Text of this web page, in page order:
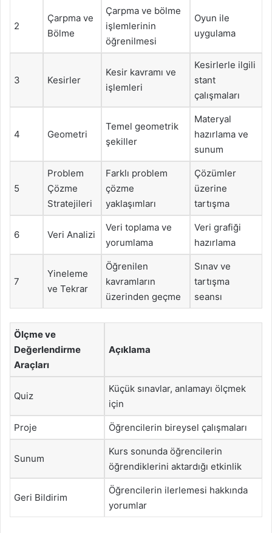
2
Çarpma ve
Bölme
Çarpma ve bölme
işlemlerinin
öğrenilmesi
Oyun ile
uygulama
3 Kesirler
Kesir kavramı ve
işlemleri
Kesirlerle ilgili
stant
çalışmaları
4 Geometri
Temel geometrik
şekiller
Materyal
hazırlama ve
sunum
5
Problem
Çözme
Stratejileri
Farklı problem
çözme
yaklaşımları
Çözümler
üzerine
tartışma
6 Veri Analizi
Veri toplama ve
yorumlama
Veri grafiği
hazırlama
7
Yineleme
ve Tekrar
Öğrenilen
kavramların
üzerinden geçme
Sınav ve
tartışma
seansı
Ölçme ve
Değerlendirme
Araçları
Açıklama
Quiz
Küçük sınavlar, anlamayı ölçmek
için
Proje Öğrencilerin bireysel çalışmaları
Sunum
Kurs sonunda öğrencilerin
öğrendiklerini aktardığı etkinlik
Geri Bildirim
Öğrencilerin ilerlemesi hakkında
yorumlar